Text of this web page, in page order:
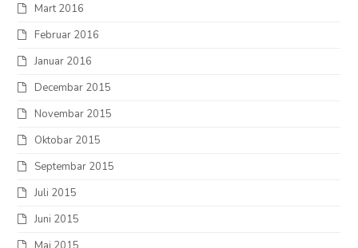
Mart 2016
Februar 2016
Januar 2016
Decembar 2015
Novembar 2015
Oktobar 2015
Septembar 2015
Juli 2015
Juni 2015